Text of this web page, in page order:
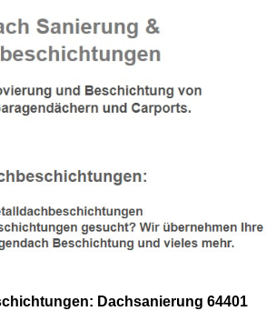
Dachsanierung 64401